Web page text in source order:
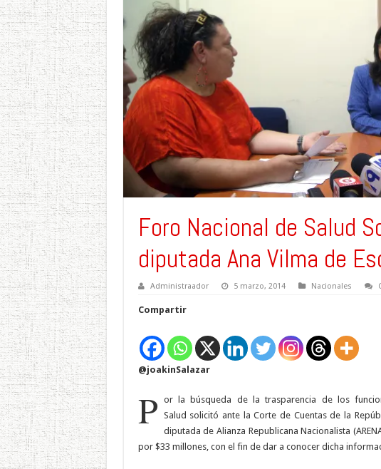
Foro Nacional de Salud
diputada Ana Vilma de
Administraador 5 marzo, 2014 Nacionales
Compartir
@joakinSalazar
P or la búsqueda de la trasparencia de los
Salud solicitó ante la Corte de Cuentas de la
diputada de Alianza Republicana Nacionalista
por $33 millones, con el fin de dar a conocer dicha